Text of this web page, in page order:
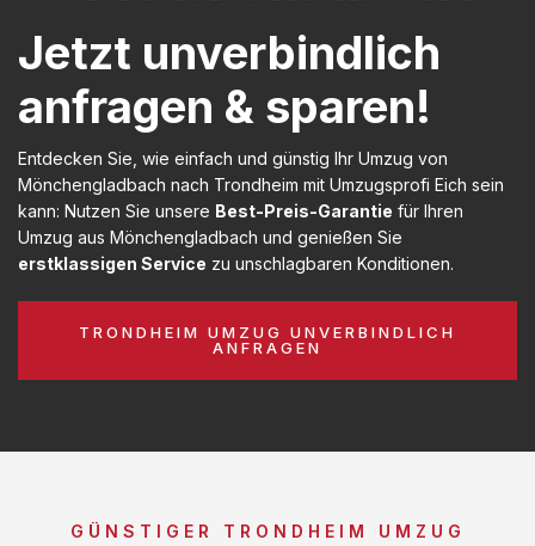
Jetzt unverbindlich
anfragen & sparen!
Entdecken Sie, wie einfach und günstig Ihr Umzug von
Mönchengladbach nach Trondheim mit Umzugsprofi Eich sein
kann: Nutzen Sie unsere Best-Preis-Garantie für Ihren
Umzug aus Mönchengladbach und genießen Sie
erstklassigen Service zu unschlagbaren Konditionen.
TRONDHEIM UMZUG UNVERBINDLICH
ANFRAGEN
GÜNSTIGER TRONDHEIM UMZUG